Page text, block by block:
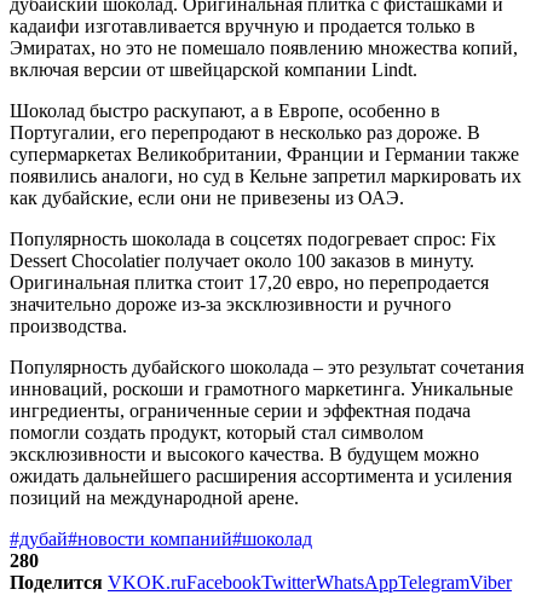
дубайский шоколад. Оригинальная плитка с фисташками и
кадаифи изготавливается вручную и продается только в
Эмиратах, но это не помешало появлению множества копий,
включая версии от швейцарской компании Lindt.
Шоколад быстро раскупают, а в Европе, особенно в
Португалии, его перепродают в несколько раз дороже. В
супермаркетах Великобритании, Франции и Германии также
появились аналоги, но суд в Кельне запретил маркировать их
как дубайские, если они не привезены из ОАЭ.
Популярность шоколада в соцсетях подогревает спрос: Fix
Dessert Chocolatier получает около 100 заказов в минуту.
Оригинальная плитка стоит 17,20 евро, но перепродается
значительно дороже из-за эксклюзивности и ручного
производства.
Популярность дубайского шоколада – это результат сочетания
инноваций, роскоши и грамотного маркетинга. Уникальные
ингредиенты, ограниченные серии и эффектная подача
помогли создать продукт, который стал символом
эксклюзивности и высокого качества. В будущем можно
ожидать дальнейшего расширения ассортимента и усиления
позиций на международной арене.
#дубай#новости компаний#шоколад
280
Поделится VKOK.ruFacebookTwitterWhatsAppTelegramViber